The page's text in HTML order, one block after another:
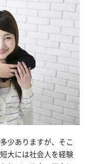
少ありますが、そこ
大には社会人を経験